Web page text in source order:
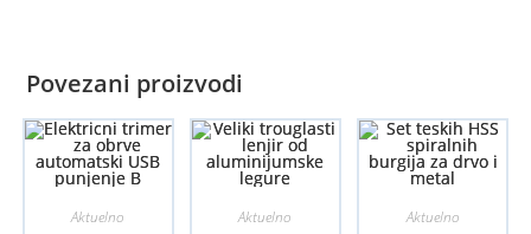
Povezani proizvodi
Aktuelno Aktuelno Aktuelno